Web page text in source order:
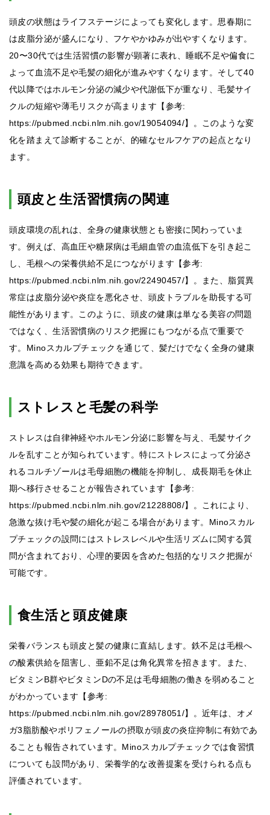
頭皮の状態はライフステージによっても変化します。思春期に
は皮脂分泌が盛んになり、フケやかゆみが出やすくなります。
20〜30代では生活習慣の影響が顕著に表れ、睡眠不足や偏食に
よって血流不足や毛髪の細化が進みやすくなります。そして40
代以降ではホルモン分泌の減少や代謝低下が重なり、毛髪サイ
クルの短縮や薄毛リスクが高まります【参考:
https://pubmed.ncbi.nlm.nih.gov/19054094/】。このような変
化を踏まえて診断することが、的確なセルフケアの起点となり
ます。
頭皮と生活習慣病の関連
頭皮環境の乱れは、全身の健康状態とも密接に関わっていま
す。例えば、高血圧や糖尿病は毛細血管の血流低下を引き起こ
し、毛根への栄養供給不足につながります【参考:
https://pubmed.ncbi.nlm.nih.gov/22490457/】。また、脂質異
常症は皮脂分泌や炎症を悪化させ、頭皮トラブルを助長する可
能性があります。このように、頭皮の健康は単なる美容の問題
ではなく、生活習慣病のリスク把握にもつながる点で重要で
す。Minoスカルプチェックを通じて、髪だけでなく全身の健康
意識を高める効果も期待できます。
ストレスと毛髪の科学
ストレスは自律神経やホルモン分泌に影響を与え、毛髪サイク
ルを乱すことが知られています。特にストレスによって分泌さ
れるコルチゾールは毛母細胞の機能を抑制し、成長期毛を休止
期へ移行させることが報告されています【参考:
https://pubmed.ncbi.nlm.nih.gov/21228808/】。これにより、
急激な抜け毛や髪の細化が起こる場合があります。Minoスカル
プチェックの設問にはストレスレベルや生活リズムに関する質
問が含まれており、心理的要因を含めた包括的なリスク把握が
可能です。
食生活と頭皮健康
栄養バランスも頭皮と髪の健康に直結します。鉄不足は毛根へ
の酸素供給を阻害し、亜鉛不足は角化異常を招きます。また、
ビタミンB群やビタミンDの不足は毛母細胞の働きを弱めること
がわかっています【参考:
https://pubmed.ncbi.nlm.nih.gov/28978051/】。近年は、オメ
ガ3脂肪酸やポリフェノールの摂取が頭皮の炎症抑制に有効であ
ることも報告されています。Minoスカルプチェックでは食習慣
についても設問があり、栄養学的な改善提案を受けられる点も
評価されています。